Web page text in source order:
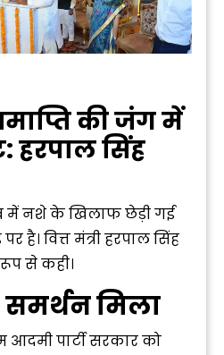
की जंग में
सिंह
में नशे के खिलाफ छेड़ी गई
है। वित्त मंत्री हरपाल सिंह
से कही।
मिला
पार्टीसरकार को